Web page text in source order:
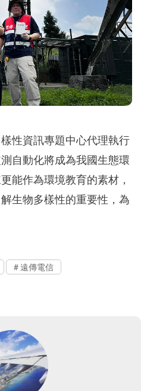
性資訊專題中心代理執行
自動化將成為我國生態環
能作為環境教育的素材，
生物多樣性的重要性，為
遠傳電信